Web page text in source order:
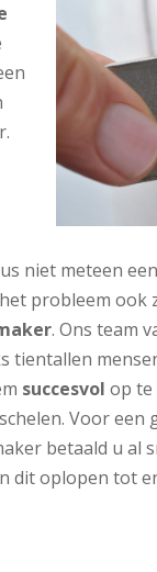
niet meteen
probleem ook
. Ons team
tientallen
succesvolop te
Voor een
betaald u al
dit oplopen tot